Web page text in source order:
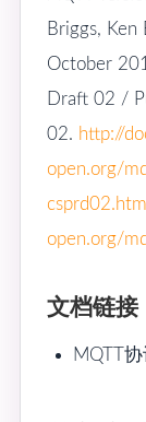
Briggs, Ken
October
Draft 02 /
02. http://
open.org/
csprd02.html
open.org/
文档链接
MQTT